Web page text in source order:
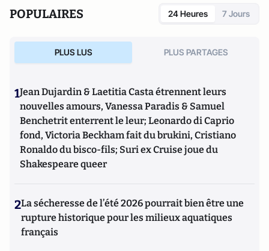
POPULAIRES 24 Heures 7 Jours
PLUS LUS PLUS PARTAGES
1Jean Dujardin & Laetitia Casta étrennent leurs
nouvelles amours, Vanessa Paradis & Samuel
Benchetrit enterrent le leur; Leonardo di Caprio
fond, Victoria Beckham fait du brukini, Cristiano
Ronaldo du bisco-fils; Suri ex Cruise joue du
Shakespeare queer
2La sécheresse de l’été 2026 pourrait bien être une
rupture historique pour les milieux aquatiques
français